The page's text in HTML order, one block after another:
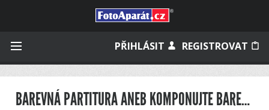
PŘIHLÁSIT REGISTROVAT
BAREVNÁ PARTITURA ANEB KOMPONUJTE BAREVNĚ, 18. DÍL, ŠKOLA BARVY JANA POHRIBNÉHO